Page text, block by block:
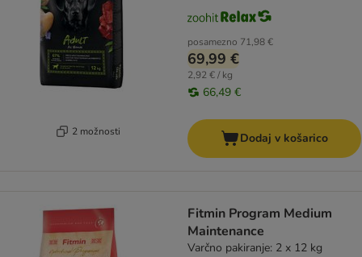
2 možnosti
posamezno 71,98 €
69,99 €
2,92 € / kg
66,49 €
Dodaj v košarico
Fitmin Program Medium
Maintenance
Varčno pakiranje: 2 x 12 kg